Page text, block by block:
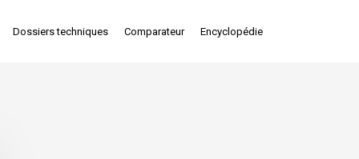
Dossiers techniques Comparateur Encyclopédie